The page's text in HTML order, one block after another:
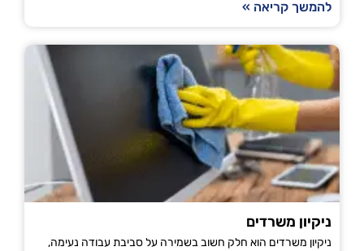
להמשך קריאה »
ניקיון משרדים
ניקיון משרדים הוא חלק חשוב בשמירה על סביבת עבודה נעימה,